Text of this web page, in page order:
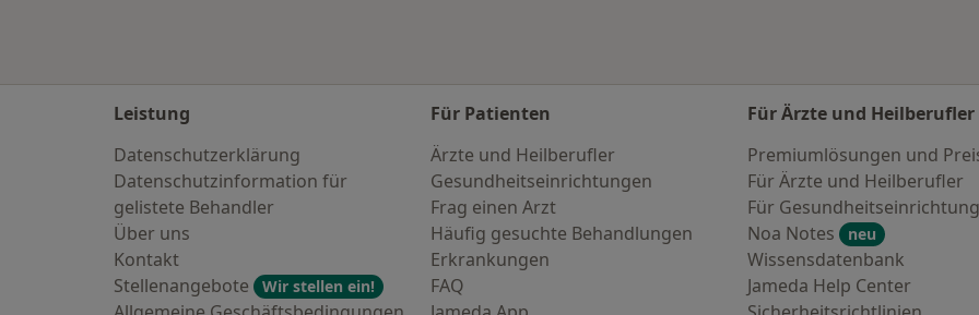
Leistung
Datenschutzerklärung
Datenschutzinformation für
gelistete Behandler
Über uns
Kontakt
Stellenangebote
Wir stellen ein!
Für Patienten
Ärzte und Heilberufler
Gesundheitseinrichtungen
Frag einen Arzt
Häufig gesuchte Behandlungen
Erkrankungen
FAQ
Für Ärzte und Heilberufler
Premiumlösungen und
Für Ärzte und Heilberufler
Für
Noa Notes
neu
Wissensdatenbank
Jameda Help Center